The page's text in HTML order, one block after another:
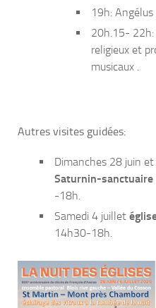
19h:
20h.15- 22h:
religieux et
musicaux .
Autres visites guidées:
Dimanches 28 juin
Saturnin-sanctuaire
-18h.
Samedi 4 juillet
14h30-18h.